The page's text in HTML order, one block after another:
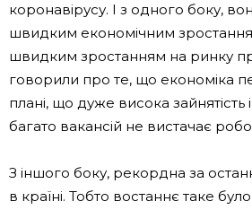
коронавірусу. І з одного боку,
швидким економічним
швидким зростанням на ринку
говорили про те, що економіка
плані, що дуже висока зайнятість
багато вакансій не вистачає
З іншого боку, рекордна за
в країні. Тобто востаннє таке